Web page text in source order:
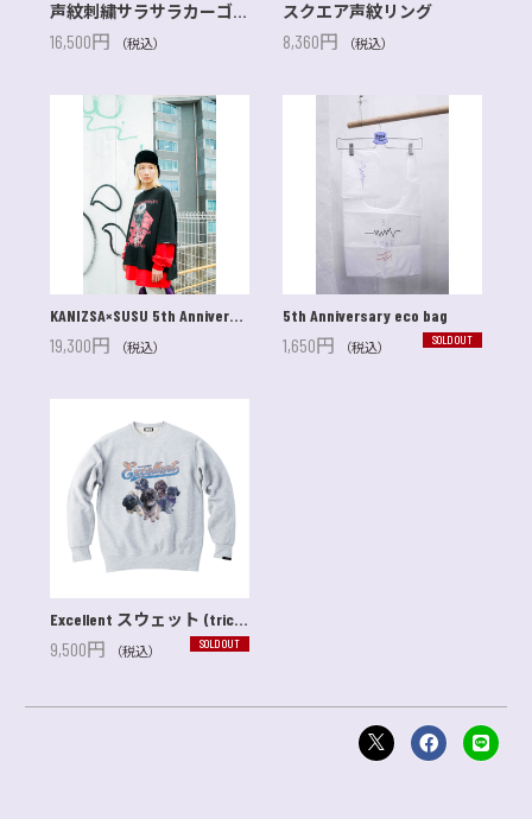
声紋刺繍サラサラカーゴパンツ
16,500円 （税込）
スクエア声紋リング
8,360円 （税込）
KANIZSA×SUSU 5th Anniversary T-shirt
19,300円 （税込）
5th Anniversary eco bag
1,650円 （税込） SOLD OUT
Excellent スウェット (tricot collaboration item)
9,500円 （税込） SOLD OUT